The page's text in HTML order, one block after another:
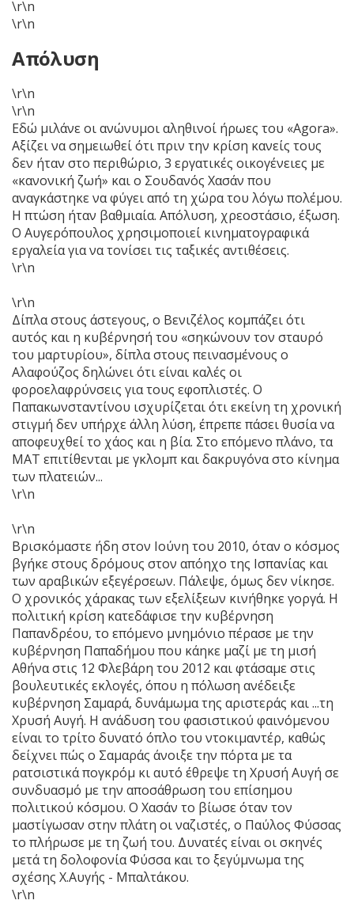
\r\n
\r\n
Απόλυση
\r\n
\r\n
Εδώ μιλάνε οι ανώνυμοι αληθινοί ήρωες του «Agora».
Αξίζει να σημειωθεί ότι πριν την κρίση κανείς τους
δεν ήταν στο περιθώριο, 3 εργατικές οικογένειες με
«κανονική ζωή» και ο Σουδανός Χασάν που
αναγκάστηκε να φύγει από τη χώρα του λόγω πολέμου.
Η πτώση ήταν βαθμιαία. Απόλυση, χρεοστάσιο, έξωση.
Ο Αυγερόπουλος χρησιμοποιεί κινηματογραφικά
εργαλεία για να τονίσει τις ταξικές αντιθέσεις.
\r\n
\r\n
Δίπλα στους άστεγους, ο Βενιζέλος κομπάζει ότι
αυτός και η κυβέρνησή του «σηκώνουν τον σταυρό
του μαρτυρίου», δίπλα στους πεινασμένους ο
Αλαφούζος δηλώνει ότι είναι καλές οι
φοροελαφρύνσεις για τους εφοπλιστές. Ο
Παπακωνσταντίνου ισχυρίζεται ότι εκείνη τη χρονική
στιγμή δεν υπήρχε άλλη λύση, έπρεπε πάσει θυσία να
αποφευχθεί το χάος και η βία. Στο επόμενο πλάνο, τα
ΜΑΤ επιτίθενται με γκλομπ και δακρυγόνα στο κίνημα
των πλατειών...
\r\n
\r\n
Βρισκόμαστε ήδη στον Ιούνη του 2010, όταν ο κόσμος
βγήκε στους δρόμους στον απόηχο της Ισπανίας και
των αραβικών εξεγέρσεων. Πάλεψε, όμως δεν νίκησε.
Ο χρονικός χάρακας των εξελίξεων κινήθηκε γοργά. Η
πολιτική κρίση κατεδάφισε την κυβέρνηση
Παπανδρέου, το επόμενο μνημόνιο πέρασε με την
κυβέρνηση Παπαδήμου που κάηκε μαζί με τη μισή
Αθήνα στις 12 Φλεβάρη του 2012 και φτάσαμε στις
βουλευτικές εκλογές, όπου η πόλωση ανέδειξε
κυβέρνηση Σαμαρά, δυνάμωμα της αριστεράς και ...τη
Χρυσή Αυγή. Η ανάδυση του φασιστικού φαινόμενου
είναι το τρίτο δυνατό όπλο του ντοκιμαντέρ, καθώς
δείχνει πώς ο Σαμαράς άνοιξε την πόρτα με τα
ρατσιστικά πογκρόμ κι αυτό έθρεψε τη Χρυσή Αυγή σε
συνδυασμό με την αποσάθρωση του επίσημου
πολιτικού κόσμου. Ο Χασάν το βίωσε όταν τον
μαστίγωσαν στην πλάτη οι ναζιστές, ο Παύλος Φύσσας
το πλήρωσε με τη ζωή του. Δυνατές είναι οι σκηνές
μετά τη δολοφονία Φύσσα και το ξεγύμνωμα της
σχέσης Χ.Αυγής - Μπαλτάκου.
\r\n